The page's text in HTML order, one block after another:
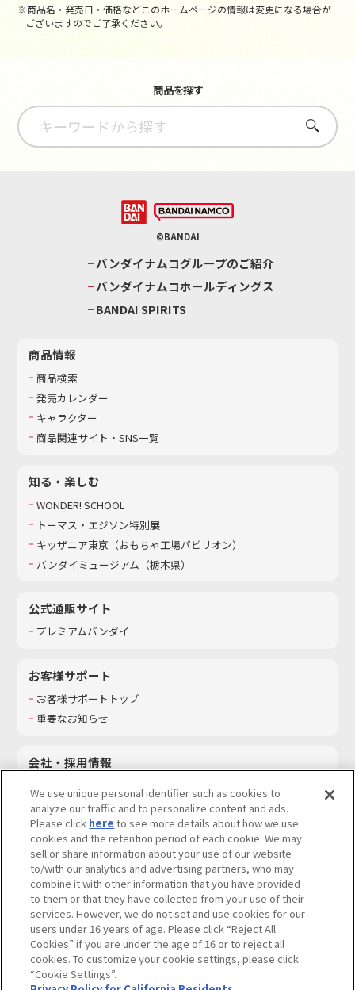
※商品名・発売日・価格などこのホームページの情報は変更になる場合が
ございますのでご了承ください。
商品を探す
さがす
©BANDAI
バンダイナムコグループのご紹介
バンダイナムコホールディングス
BANDAI SPIRITS
商品情報
商品検索
発売カレンダー
キャラクター
商品関連サイト・SNS一覧
知る・楽しむ
WONDER! SCHOOL
トーマス・エジソン特別展
キッザニア東京（おもちゃ工場パビリオン）​
バンダイミュージアム（栃木県）
公式通販サイト
プレミアムバンダイ
お客様サポート
お客様サポートトップ
重要なお知らせ
会社・採用情報
採用情報
サステナビリティ
お問い合わせ
ウェブサイトご利用条件 ソーシャルメディアポリシー
個人情報及び特定個人情報等の取り扱いに関する保護方針
Do Not Sell or Share My Personal Information著作権・商標について
We use unique personal identifier such as cookies to
analyze our traffic and to personalize content and ads.
Please click here to see more details about how we use
cookies and the retention period of each cookie. We may
sell or share information about your use of our website
to/with our analytics and advertising partners, who may
combine it with other information that you have provided
to them or that they have collected from your use of their
services. However, we do not set and use cookies for our
users under 16 years of age. Please click “Reject All
Cookies” if you are under the age of 16 or to reject all
cookies. To customize your cookie settings, please click
“Cookie Settings”.